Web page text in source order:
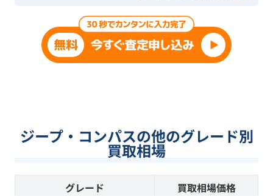
ジープ・コンパスの他のグレード別
買取相場
グレード 買取相場価格